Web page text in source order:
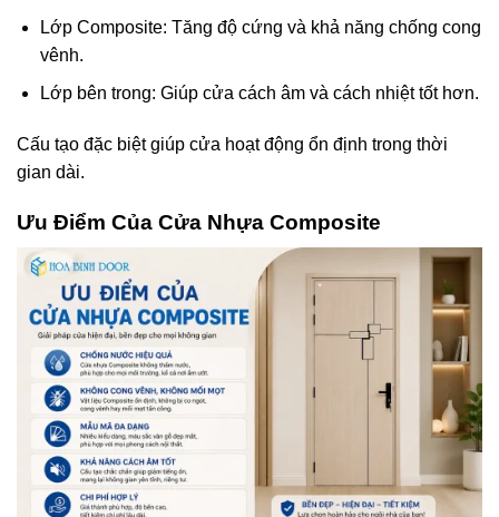
Lớp Composite: Tăng độ cứng và khả năng chống cong
vênh.
Lớp bên trong: Giúp cửa cách âm và cách nhiệt tốt hơn.
Cấu tạo đặc biệt giúp cửa hoạt động ổn định trong thời
gian dài.
Ưu Điểm Của Cửa Nhựa Composite